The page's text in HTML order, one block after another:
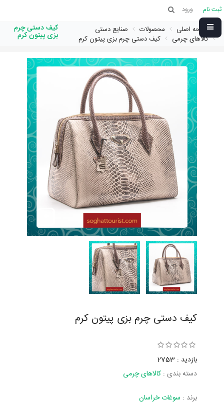
ثبت نام ورود
صفحه اصلی محصولات
صنایع دستی
کالاهای چرمی
کیف دستی چرم بزی پیتون کرم
کیف دستی چرم
بزی پیتون کرم
کیف دستی چرم بزی پیتون کرم
بازدید : 2753
دسته بندی : کالاهای چرمی
برند : سوغات خراسان